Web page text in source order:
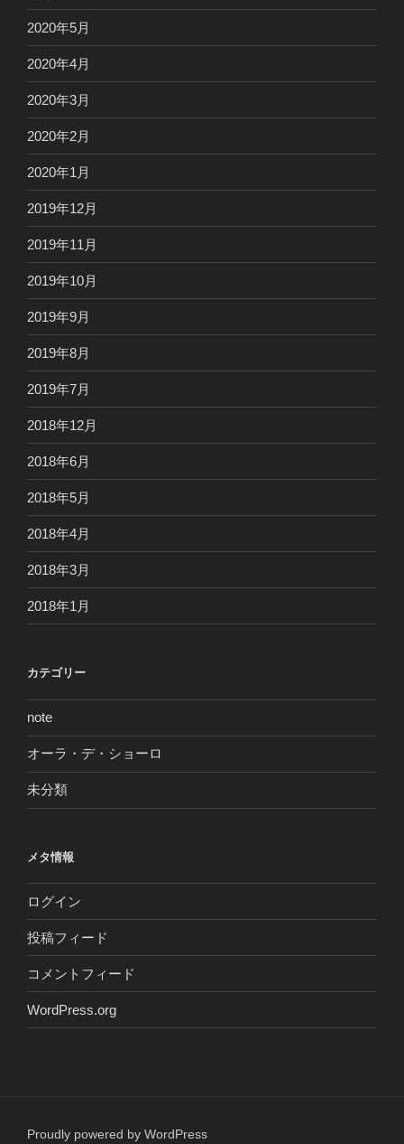
2020年5月
2020年4月
2020年3月
2020年2月
2020年1月
2019年12月
2019年11月
2019年10月
2019年9月
2019年8月
2019年7月
2018年12月
2018年6月
2018年5月
2018年4月
2018年3月
2018年1月
カテゴリー
note
オーラ・デ・ショーロ
未分類
メタ情報
ログイン
投稿フィード
コメントフィード
WordPress.org
Proudly powered by WordPress